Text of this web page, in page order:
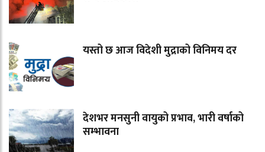
यस्तो छ आज विदेशी मुद्राको विनिमय दर
देशभर मनसुनी वायुको प्रभाव, भारी वर्षाको
सम्भावना